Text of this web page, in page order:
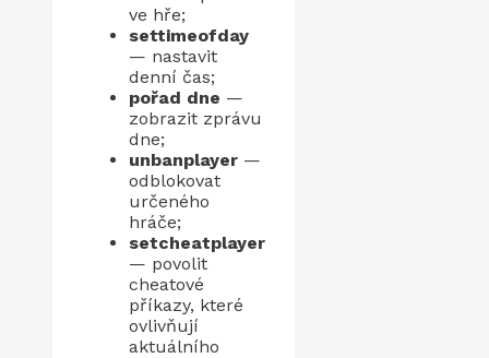
ve hře;
settimeofday
— nastavit
denní čas;
pořad dne —
zobrazit zprávu
dne;
unbanplayer —
odblokovat
určeného
hráče;
setcheatplayer
— povolit
cheatové
příkazy, které
ovlivňují
aktuálního